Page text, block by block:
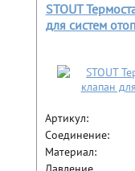
STOUT
для систем
Артикул:
Соединение:
Материал: